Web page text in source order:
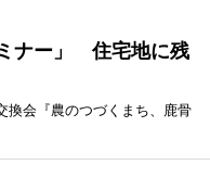
ナー」 住宅地に残
換会『農のつづくまち、鹿骨